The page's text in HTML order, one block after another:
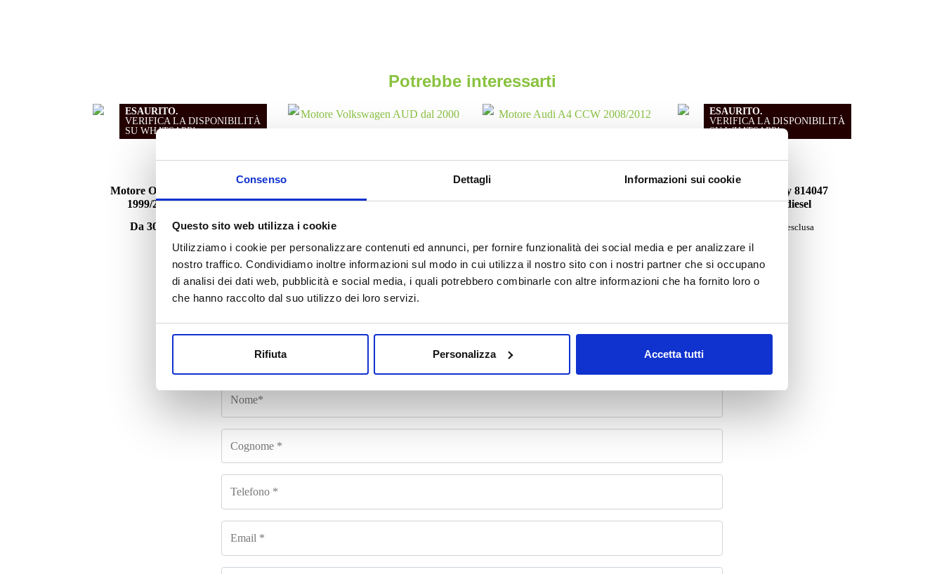
Consenso Dettagli Informazioni sui cookie
Questo sito web utilizza i cookie
Utilizziamo i cookie per personalizzare contenuti ed annunci, per fornire funzionalità dei social media e per analizzare il
nostro traffico. Condividiamo inoltre informazioni sul modo in cui utilizza il nostro sito con i nostri partner che si occupano
di analisi dei dati web, pubblicità e social media, i quali potrebbero combinarle con altre informazioni che ha fornito loro o
che hanno raccolto dal suo utilizzo dei loro servizi.
Rifiuta Personalizza Accetta tutti
Potrebbe interessarti
ESAURITO.
VERIFICA LA DISPONIBILITÀ
SU WHATSAPP!
Motore Opel Vectra X18XE1
1999/2000 1.8 benzina
Da 300.00€ IVA esclusa
al 2004 benzina
Da
3.0 diesel
ESAURITO.
VERIFICA LA DISPONIBILITÀ
SU WHATSAPP!
Motore Iveco Daily 814047
1990/1996 2.5 diesel
IVA esclusa
Compila il form e richiedi informazioni